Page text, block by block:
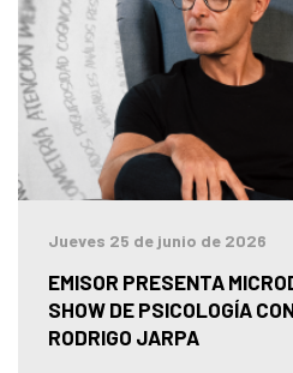
Jueves 25 de junio de 2026
EMISOR PRESENTA
SHOW DE PSICOLOGÍA
RODRIGO JARPA